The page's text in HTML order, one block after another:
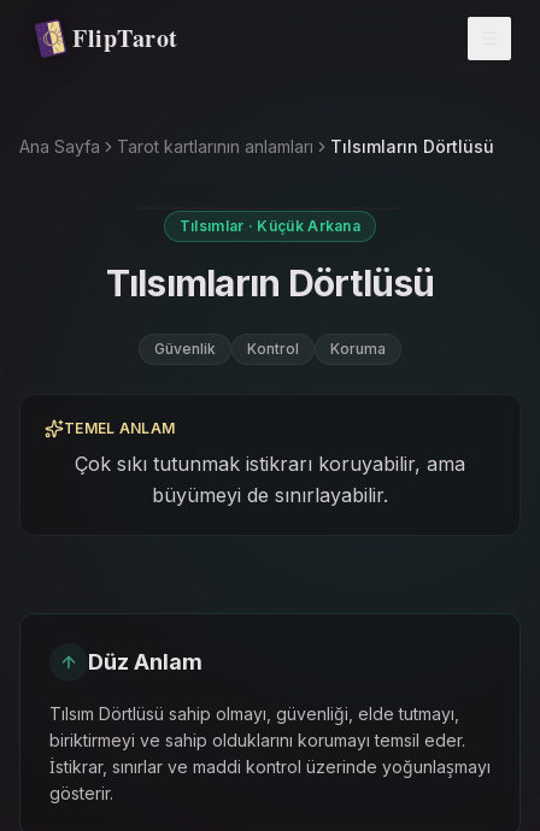
Ana içeriğe atla
FlipTarot
Ana Sayfa Tarot kartlarının anlamları Tılsımların Dörtlüsü
Tılsımlar · Küçük Arkana
Tılsımların Dörtlüsü
Güvenlik Kontrol Koruma
TEMEL ANLAM
Çok sıkı tutunmak istikrarı koruyabilir, ama
büyümeyi de sınırlayabilir.
Düz Anlam
Tılsım Dörtlüsü sahip olmayı, güvenliği, elde tutmayı,
biriktirmeyi ve sahip olduklarını korumayı temsil eder.
İstikrar, sınırlar ve maddi kontrol üzerinde yoğunlaşmayı
gösterir.